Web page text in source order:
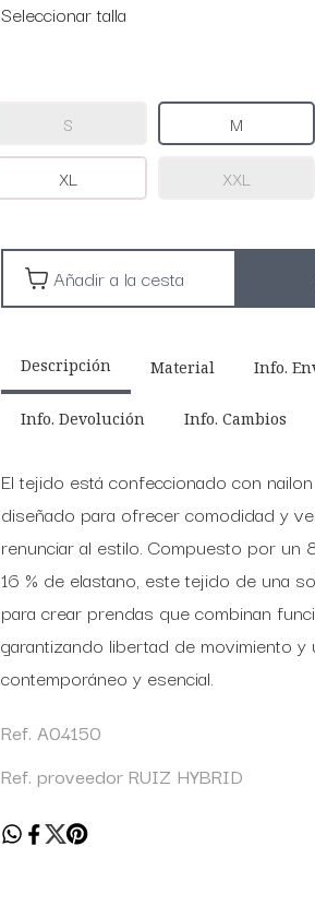
Seleccionar talla
S M
XL XXL
Descripción Material Info.
Info. Devolución Info. Cambios
El tejido está confeccionado con
diseñado para ofrecer comodidad y
renunciar al estilo. Compuesto por un
16 % de elastano, este tejido de una
para crear prendas que combinan
garantizando libertad de movimiento y
contemporáneo y esencial.
Ref. A04150
Ref. proveedor RUIZ HYBRID